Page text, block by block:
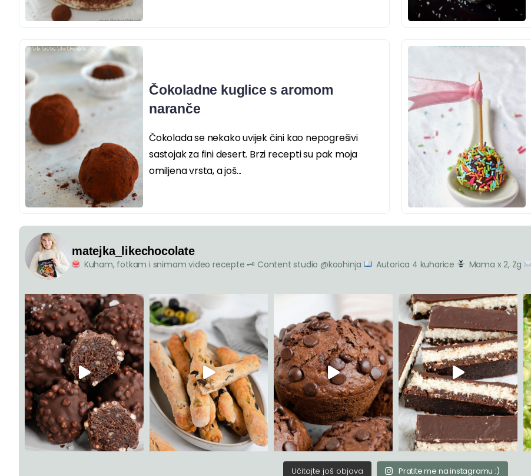
Čokoladne kuglice s aromom
naranče
Čokolada se nekako uvijek čini kao nepogrešivi
sastojak za fini desert. Brzi recepti su pak moja
omiljena vrsta, a još...
matejka_likechocolate
Kuham, fotkam i snimam video recepte 🗝 Content studio @koohinja Autorica 4 kuharice Mama x 2, Zg
Učitajte još objava Pratite me na instagramu :)